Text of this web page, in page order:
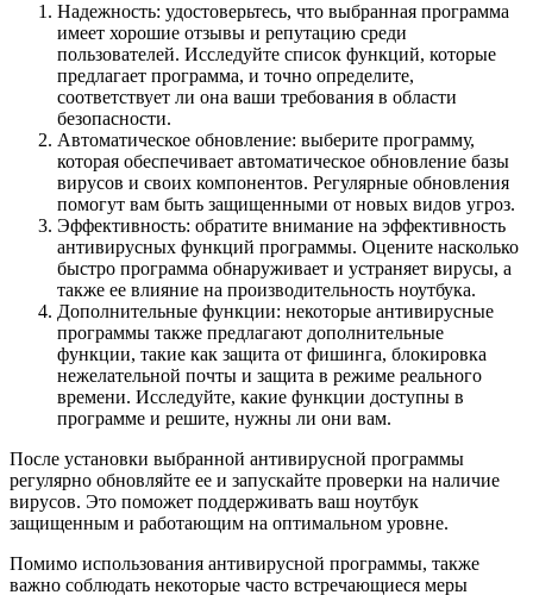
Надежность: удостоверьтесь, что выбранная программа
имеет хорошие отзывы и репутацию среди
пользователей. Исследуйте список функций, которые
предлагает программа, и точно определите,
соответствует ли она ваши требования в области
безопасности.
Автоматическое обновление: выберите программу,
которая обеспечивает автоматическое обновление базы
вирусов и своих компонентов. Регулярные обновления
помогут вам быть защищенными от новых видов угроз.
Эффективность: обратите внимание на эффективность
антивирусных функций программы. Оцените насколько
быстро программа обнаруживает и устраняет вирусы, а
также ее влияние на производительность ноутбука.
Дополнительные функции: некоторые антивирусные
программы также предлагают дополнительные
функции, такие как защита от фишинга, блокировка
нежелательной почты и защита в режиме реального
времени. Исследуйте, какие функции доступны в
программе и решите, нужны ли они вам.
После установки выбранной антивирусной программы
регулярно обновляйте ее и запускайте проверки на наличие
вирусов. Это поможет поддерживать ваш ноутбук
защищенным и работающим на оптимальном уровне.
Помимо использования антивирусной программы, также
важно соблюдать некоторые часто встречающиеся меры